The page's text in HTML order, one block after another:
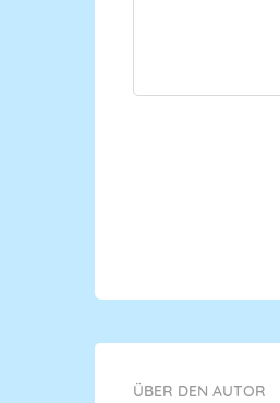
ÜBER DEN AUTOR